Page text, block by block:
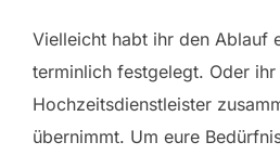
Vielleicht habt ihr den Ablauf
terminlich festgelegt. Oder
Hochzeitsdienstleister
übernimmt. Um eure